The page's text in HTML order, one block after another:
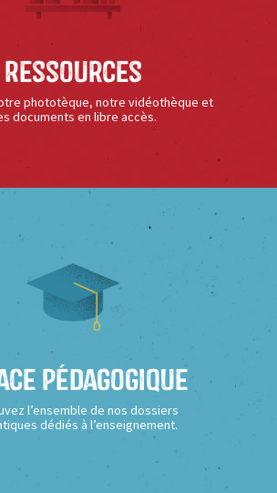
Ressources
phototèque, notre vidéothèque et
documents en libre accès.
Pédagogique
l’ensemble de nos dossiers
dédiés à l’enseignement.